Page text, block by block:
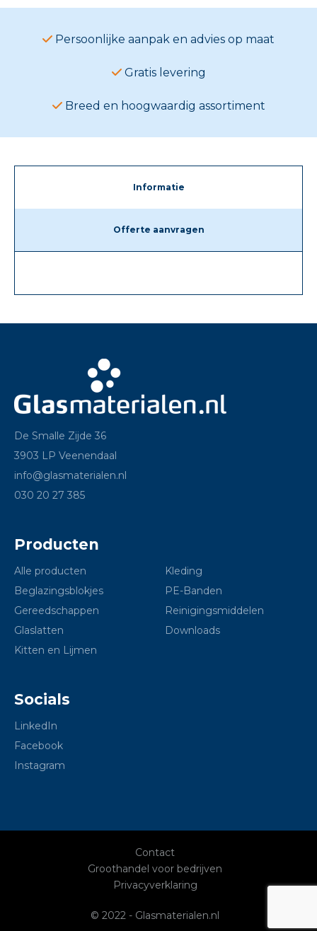
Persoonlijke aanpak en advies op maat
Gratis levering
Breed en hoogwaardig assortiment
Informatie
Offerte aanvragen
De Smalle Zijde 36
3903 LP Veenendaal
info@glasmaterialen.nl
030 20 27 385
Producten
Alle producten
Beglazingsblokjes
Gereedschappen
Glaslatten
Kitten en Lijmen
Kleding
PE-Banden
Reinigingsmiddelen
Downloads
Socials
LinkedIn
Facebook
Instagram
Contact
Groothandel voor bedrijven
Privacyverklaring
© 2022 - Glasmaterialen.nl